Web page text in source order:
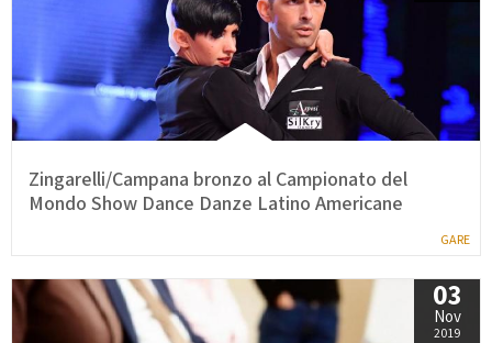
GARE
Zingarelli/Campana bronzo al Campionato del
Mondo Show Dance Danze Latino Americane
03
Nov
2019